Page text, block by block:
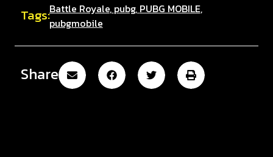
Tags:Battle Royale, pubg, PUBG MOBILE,
pubgmobile
Share